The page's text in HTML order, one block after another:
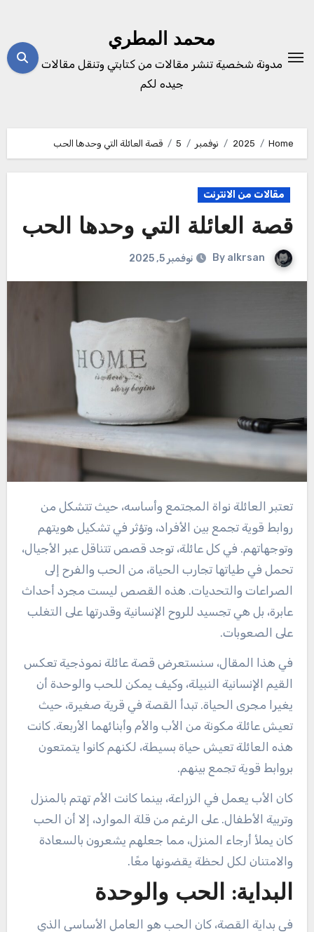
محمد المطري
مدونة شخصية تنشر مقالات من كتابتي وتنقل مقالات
جيده لكم
Home
2025 نوفمبر 5 قصة العائلة التي وحدها الحب
مقالات من الانترنت
قصة العائلة التي وحدها الحب
By alkrsan نوفمبر 5, 2025
تعتبر العائلة نواة المجتمع وأساسه، حيث تتشكل من
روابط قوية تجمع بين الأفراد، وتؤثر في تشكيل هويتهم
وتوجهاتهم. في كل عائلة، توجد قصص تتناقل عبر الأجيال،
تحمل في طياتها تجارب الحياة، من الحب والفرح إلى
الصراعات والتحديات. هذه القصص ليست مجرد أحداث
عابرة، بل هي تجسيد للروح الإنسانية وقدرتها على التغلب
على الصعوبات.
في هذا المقال، سنستعرض قصة عائلة نموذجية تعكس
القيم الإنسانية النبيلة، وكيف يمكن للحب والوحدة أن
يغيرا مجرى الحياة. تبدأ القصة في قرية صغيرة، حيث
تعيش عائلة مكونة من الأب والأم وأبنائهما الأربعة. كانت
هذه العائلة تعيش حياة بسيطة، لكنهم كانوا يتمتعون
بروابط قوية تجمع بينهم.
كان الأب يعمل في الزراعة، بينما كانت الأم تهتم بالمنزل
وتربية الأطفال. على الرغم من قلة الموارد، إلا أن الحب
كان يملأ أرجاء المنزل، مما جعلهم يشعرون بالسعادة
والامتنان لكل لحظة يقضونها معًا.
البداية: الحب والوحدة
في بداية القصة، كان الحب هو العامل الأساسي الذي